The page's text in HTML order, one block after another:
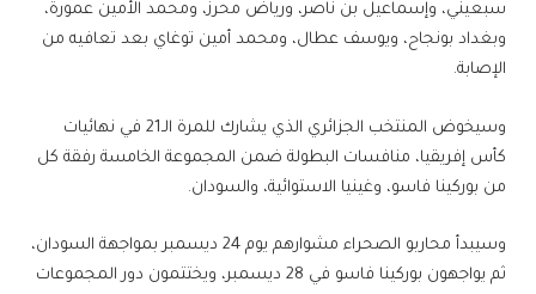
سبعيني، وإسماعيل بن ناصر، ورياض محرز، ومحمد الأمين عمورة،
وبغداد بونجاح، ويوسف عطال، ومحمد أمين توغاي بعد تعافيه من
الإصابة.
وسيخوض المنتخب الجزائري الذي يشارك للمرة الـ21 في نهائيات
كأس إفريقيا، منافسات البطولة ضمن المجموعة الخامسة رفقة كل
من بوركينا فاسو، وغينيا الاستوائية، والسودان.
وسيبدأ محاربو الصحراء مشوارهم يوم 24 ديسمبر بمواجهة السودان،
ثم يواجهون بوركينا فاسو في 28 ديسمبر، ويختتمون دور المجموعات